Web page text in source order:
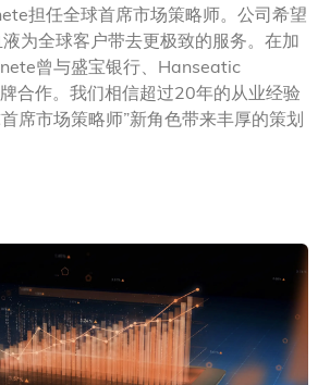
担任全球首席市场策略师。公司希望
为全球客户带去更极致的服务。在加
曾与盛宝银行、Hanseatic
合作。我们相信超过20年的从业经验
席市场策略师”新角色带来丰厚的策划